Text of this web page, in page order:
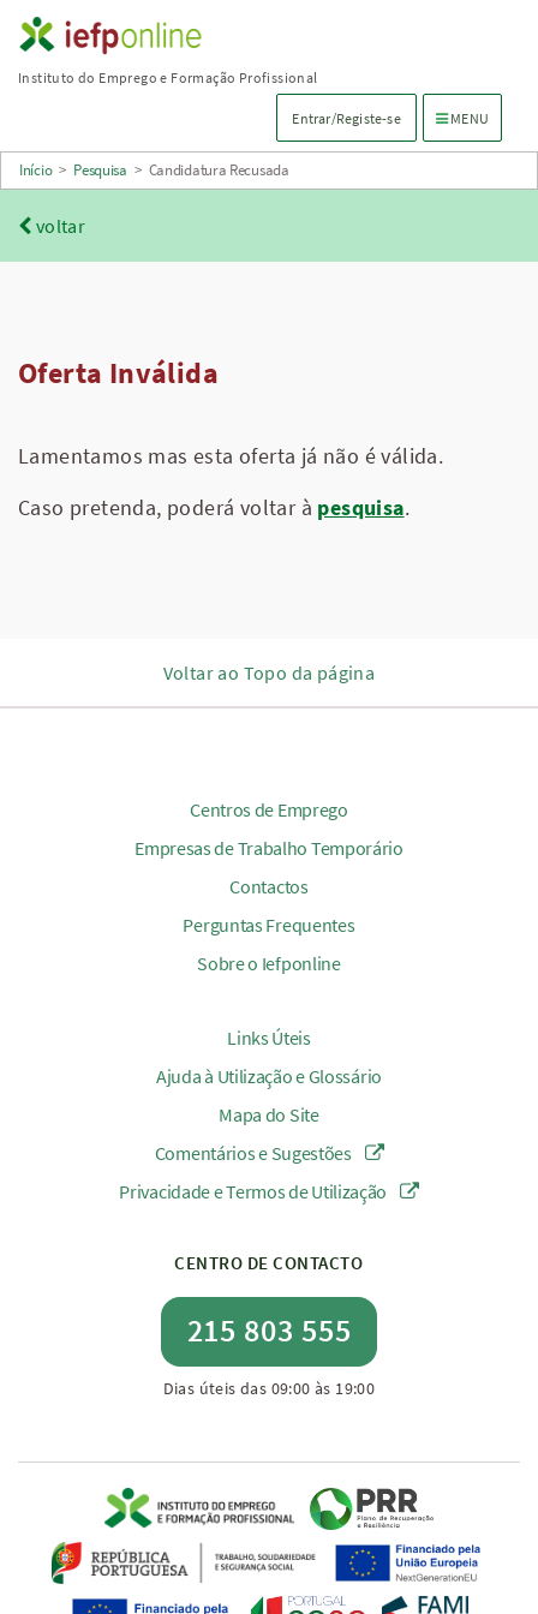
Saltar
para
principal
Instituto do Emprego e Formação Profissional
Entrar/Registe-se Menu de
MENU
Início > Pesquisa > Candidatura Recusada
voltar
Oferta Inválida
Lamentamos mas esta oferta já não é válida.
Caso pretenda, poderá voltar à pesquisa.
Voltar ao Topo da página
Centros de Emprego
Empresas de Trabalho Temporário
Contactos
Perguntas Frequentes
Sobre o Iefponline
Links Úteis
Ajuda à Utilização e Glossário
Mapa do Site
Comentários e Sugestões
Privacidade e Termos de Utilização
CENTRO DE CONTACTO
215 803 555
Dias úteis das 09:00 às 19:00